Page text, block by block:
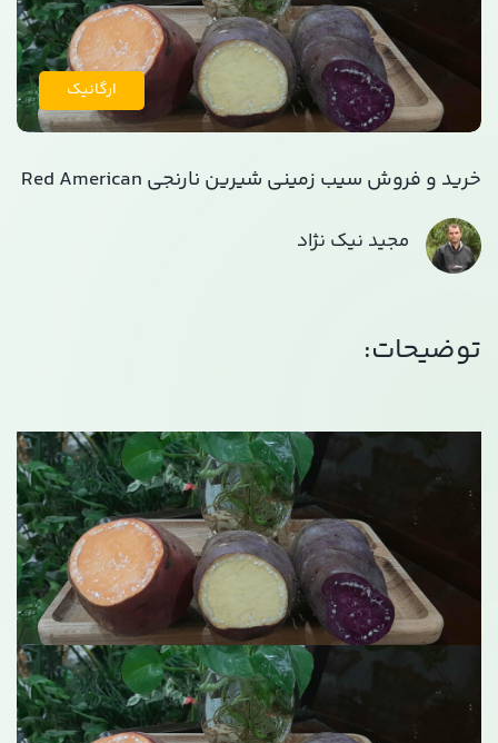
ارگانیک
خرید و فروش سیب زمینی شیرین نارنجی Red American
مجید نیک نژاد
توضیحات: